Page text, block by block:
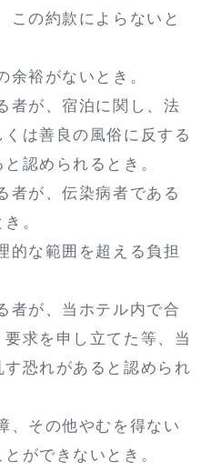
この約款によらないと
余裕がないとき。
者が、宿泊に関し、法
は善良の風俗に反する
認められるとき。
者が、伝染病者である
。
的な範囲を超える負担
者が、当ホテル内で合
求を申し立てた等、当
恐れがあると認められ
、その他やむを得ない
ができないとき。